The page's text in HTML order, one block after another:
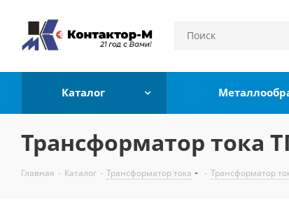
Каталог
Трансформатор тока
Главная - Каталог - Трансформатор тока - Трансформатор